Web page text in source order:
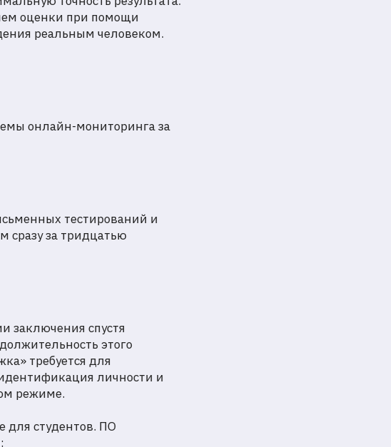
оценки при помощи
реальным человеком.
онлайн-мониторинга за
тестирований и
сразу за тридцатью
заключения спустя
этого
требуется для
личности и
режиме.
для студентов. ПО